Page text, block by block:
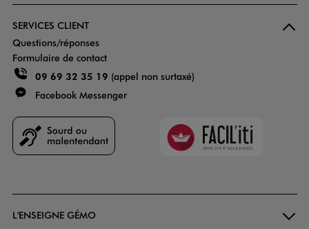
SERVICES CLIENT
Questions/réponses
Formulaire de contact
09 69 32 35 19 (appel non surtaxé)
Facebook Messenger
Faciliti
L'ENSEIGNE GÉMO